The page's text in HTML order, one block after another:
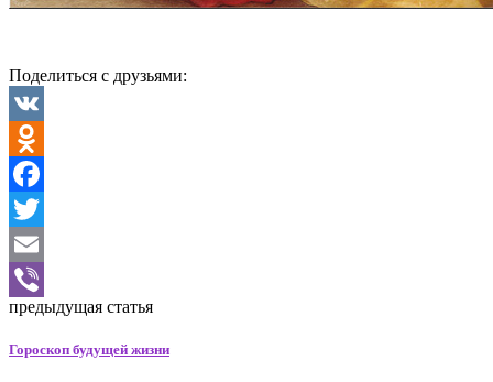
Поделиться с друзьями:
VK
Odnoklassniki
Facebook
Twitter
Email
Viber
предыдущая статья
Гороскоп будущей жизни